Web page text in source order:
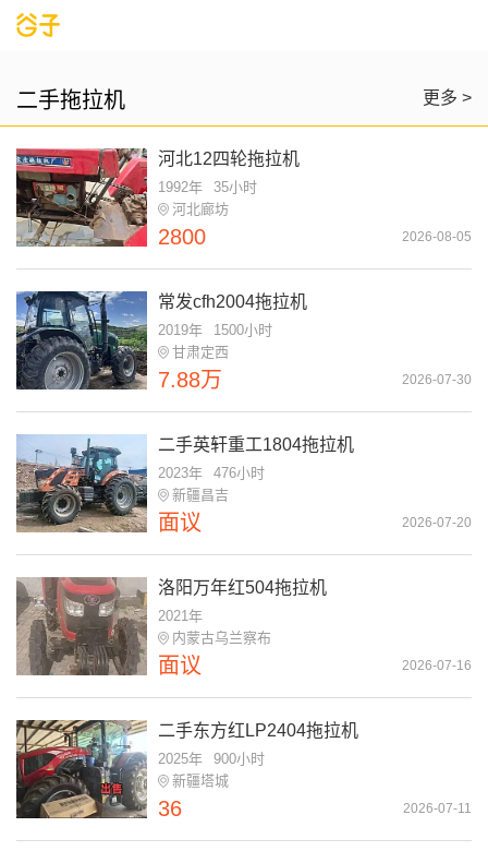
二手拖拉机 更多 >
河北12四轮拖拉机
1992年
35小时
河北廊坊
2800 2026-08-05
常发cfh2004拖拉机
2019年
1500小时
甘肃定西
7.88万 2026-07-30
二手英轩重工1804拖拉机
2023年
476小时
新疆昌吉
面议 2026-07-20
洛阳万年红504拖拉机
2021年
内蒙古乌兰察布
面议 2026-07-16
二手东方红LP2404拖拉机
2025年
900小时
新疆塔城
36 2026-07-11